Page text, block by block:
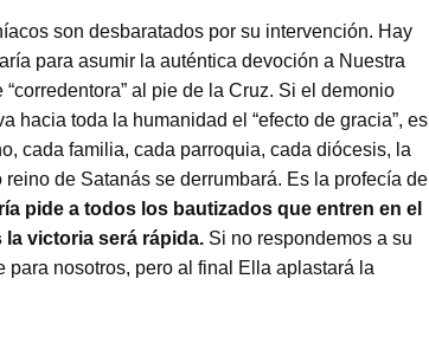
son desbaratados por su intervención. Hay
para asumir la auténtica devoción a Nuestra
al pie de la Cruz. Si el demonio
hacia toda la humanidad el “efecto de gracia”, es
cada familia, cada parroquia, cada diócesis, la
de Satanás se derrumbará. Es la profecía de
pide a todos los bautizados que entren en el
la victoria será rápida. Si no respondemos a su
para nosotros, pero al final Ella aplastará la